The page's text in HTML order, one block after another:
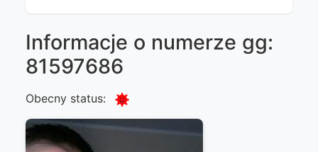
Informacje o numerze gg:
81597686
Obecny status: